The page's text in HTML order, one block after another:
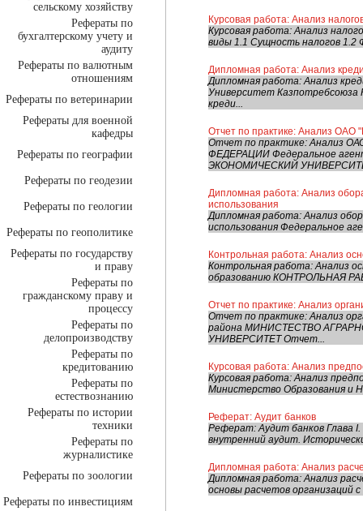
сельскому хозяйству
Рефераты по
бухгалтерскому учету и
аудиту
Рефераты по валютным
отношениям
Рефераты по ветеринарии
Рефераты для военной
кафедры
Рефераты по географии
Рефераты по геодезии
Рефераты по геологии
Рефераты по геополитике
Рефераты по государству
и праву
Рефераты по
гражданскому праву и
процессу
Рефераты по
делопроизводству
Рефераты по
кредитованию
Рефераты по
естествознанию
Рефераты по истории
техники
Рефераты по
журналистике
Рефераты по зоологии
Рефераты по инвестициям
Курсовая работа: Анализ
Курсовая работа: Анализ
виды 1.1 Сущность налогов 1.2
Дипломная работа: Анализ
Дипломная работа: Анализ
Университет Казпотребсоюза
креди...
Отчет по практике: Анализ ОАО
Отчет по практике: Анализ
ФЕДЕРАЦИИ Федеральное
ЭКОНОМИЧЕСКИЙ
Дипломная работа: Анализ
использования
Дипломная работа: Анализ
использования Федеральное
Контрольная работа: Анализ
Контрольная работа: Анализ
образованию КОНТРОЛЬНАЯ
Отчет по практике: Анализ
Отчет по практике: Анализ
района МИНИСТЕСТВО
УНИВЕРСИТЕТ Отчет...
Курсовая работа: Анализ
Курсовая работа: Анализ
Министерство Образования и
Реферат: Аудит банков
Реферат: Аудит банков Глава I.
внутренний аудит.
Дипломная работа: Анализ
Дипломная работа: Анализ
основы расчетов